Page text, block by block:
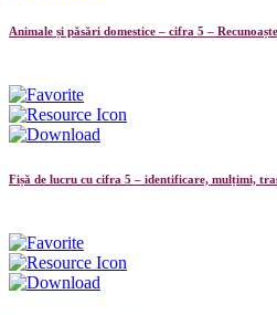
Animale și păsări domestice – cifra 5 –
Fișă de lucru cu cifra 5 – identificare, mulțimi,